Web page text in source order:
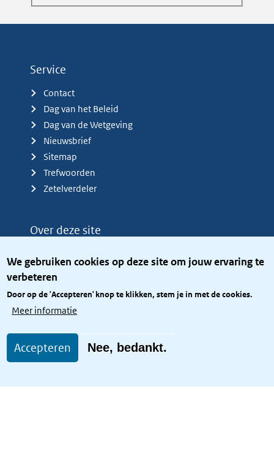
We gebruiken cookies op deze site om jouw ervaring te
verbeteren
Door op de 'Accepteren' knop te klikken, stem je in met de cookies.
Meer informatie
Accepteren Nee, bedankt.
Service
Contact
Dag van het Beleid
Dag van de Wetgeving
Nieuwsbrief
Sitemap
Trefwoorden
Zetelverdeler
Over deze site
Privacy
Toegang site openbaar
Toegankelijkheid